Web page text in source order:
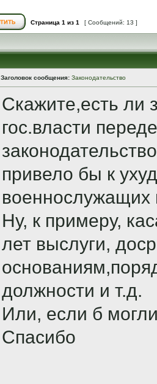
Страница 1 из 1 [ Сообщений: 13 ]
Заголовок сообщения: Законодательство
Скажите,есть ли
гос.власти
привело бы к
военнослужащих
Ну, к примеру,
лет выслуги,
должности и т.д.
Или, если б
Спасибо